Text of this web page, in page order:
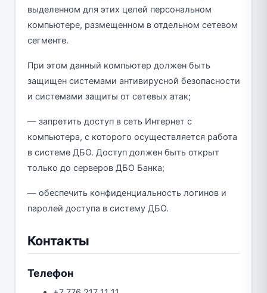
выделенном для этих целей персональном
компьютере, размещенном в отдельном сетевом
сегменте.
При этом данный компьютер должен быть
защищен системами антивирусной безопасности
и системами защиты от сетевых атак;
— запретить доступ в сеть Интернет с
компьютера, с которого осуществляется работа
в системе ДБО. Доступ должен быть открыт
только до серверов ДБО Банка;
— обеспечить конфиденциальность логинов и
паролей доступа в систему ДБО.
Контакты
Телефон